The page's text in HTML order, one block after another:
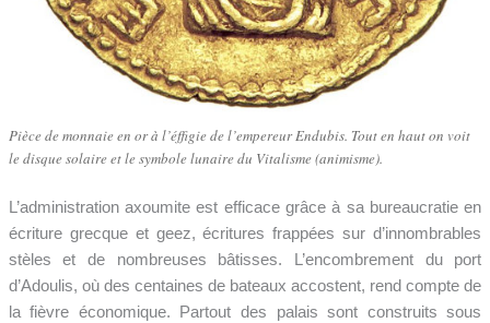
Pièce de monnaie en or à l’éffigie de l’empereur Endubis. Tout en haut on voit
le disque solaire et le symbole lunaire du Vitalisme (animisme).
L’administration axoumite est efficace grâce à sa bureaucratie en
écriture grecque et geez, écritures frappées sur d’innombrables
stèles et de nombreuses bâtisses. L’encombrement du port
d’Adoulis, où des centaines de bateaux accostent, rend compte de
la fièvre économique. Partout des palais sont construits sous